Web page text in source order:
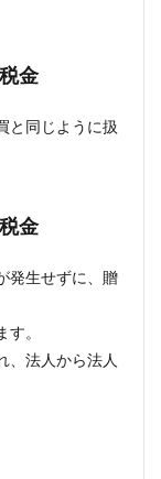
金
と同じように扱
金
発生せずに、贈
。
、法人から法人